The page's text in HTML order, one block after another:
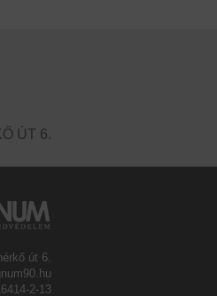
ÚT 6.
út 6.
2-13